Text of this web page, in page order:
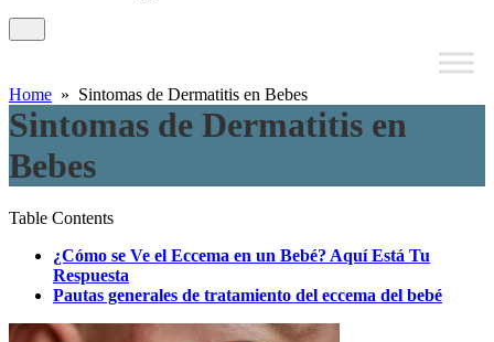
Home » Sintomas de Dermatitis en Bebes
Sintomas de Dermatitis en
Bebes
Table Contents
¿Cómo se Ve el Eccema en un Bebé? Aquí Está Tu
Respuesta
Pautas generales de tratamiento del eccema del bebé